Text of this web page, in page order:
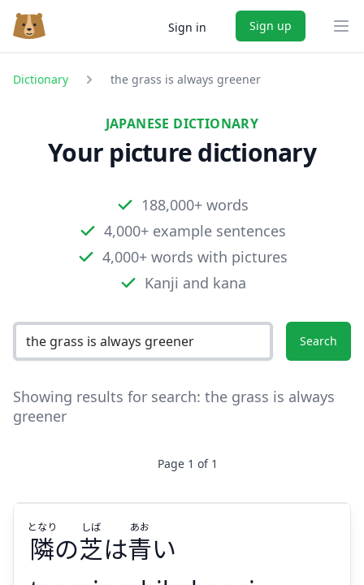
Sign in Sign up
Dictionary the grass is always greener
JAPANESE DICTIONARY
Your picture dictionary
188,000+ words
4,000+ example sentences
4,000+ words with pictures
Kanji and kana
Search
Showing results for search: the grass is always
greener
Page 1 of 1
隣の芝は青い
となり しば あお